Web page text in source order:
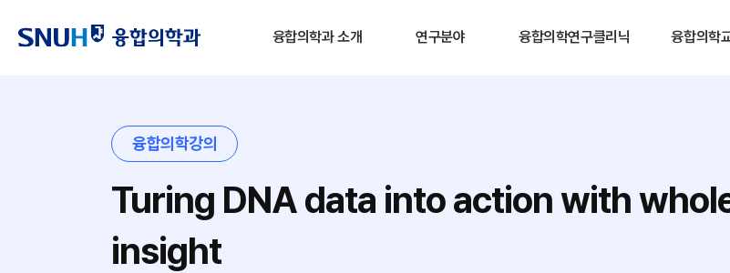
융합의학과 소개 연구분야 융합의학연구클리닉 융합의학
융합의학강의
Turing DNA data into action with
insight